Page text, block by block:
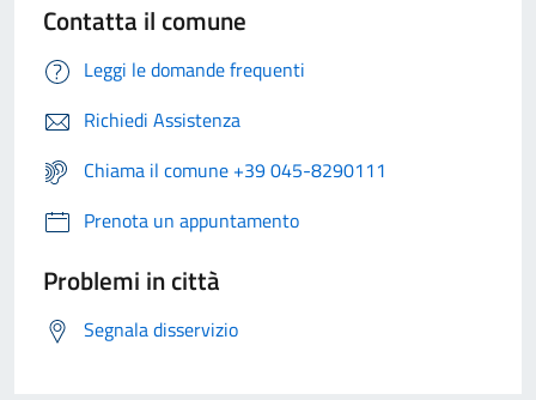
Contatta il comune
Leggi le domande frequenti
Richiedi Assistenza
Chiama il comune +39 045-8290111
Prenota un appuntamento
Problemi in città
Segnala disservizio